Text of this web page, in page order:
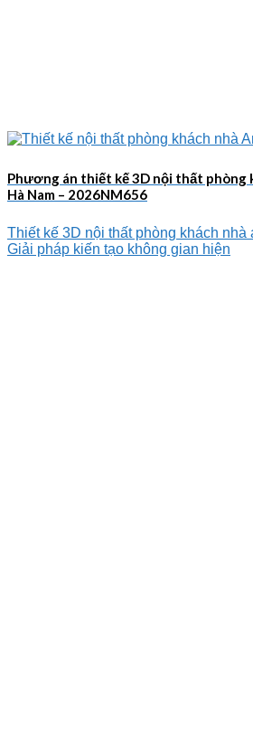
Phương án thiết kế 3D nội thất phòng
Hà Nam – 2026NM656
Thiết kế 3D nội thất phòng khách nhà
Giải pháp kiến tạo không gian hiện